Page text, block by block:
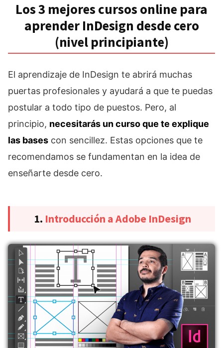
Los 3 mejores cursos online para
aprender InDesign desde cero
(nivel principiante)
El aprendizaje de InDesign te abrirá muchas
puertas profesionales y ayudará a que te puedas
postular a todo tipo de puestos. Pero, al
principio, necesitarás un curso que te explique
las bases con sencillez. Estas opciones que te
recomendamos se fundamentan en la idea de
enseñarte desde cero.
1. Introducción a Adobe InDesign